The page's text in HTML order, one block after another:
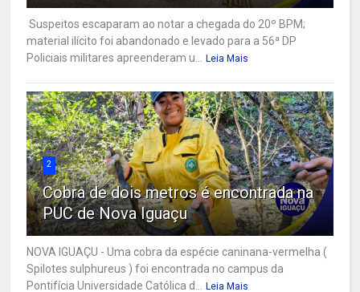
Suspeitos escaparam ao notar a chegada do 20º BPM;
material ilícito foi abandonado e levado para a 56ª DP
Policiais militares apreenderam u...
Leia Mais
2
Cobra de dois metros é encontrada na
PUC de Nova Iguaçu
NOVA IGUAÇU - Uma cobra da espécie caninana-vermelha (
Spilotes sulphureus ) foi encontrada no campus da
Pontifícia Universidade Católica d...
Leia Mais